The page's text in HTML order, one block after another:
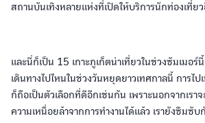
สถานบันเทิงหลายแห่งที่เปิดให้บริการนักท่องเที่ย
และนี่ก็เป็น 15 เกาะภูเก็ตน่าเที่ยวในช่วงซัมเมอร์
เดินทางไปไหนในช่วงวันหยุดยาวเทศกาลนี้ การไป
ก็ถือเป็นตัวเลือกที่ดีอีกเช่นกัน เพราะนอกจากเรา
ความเหนื่อยล้าจากการทำงานได้แล้ว เรายังซึมซั